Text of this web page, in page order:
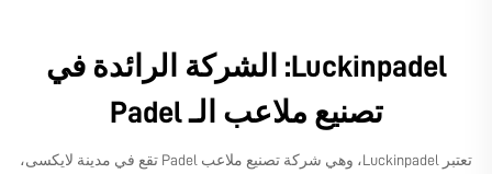
Luckinpadel: الشركة الرائدة في
تصنيع ملاعب الـ Padel
تعتبر Luckinpadel، وهي شركة تصنيع ملاعب Padel تقع في مدينة لايكسى،